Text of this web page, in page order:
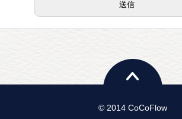
© 2014 CoCoFlow